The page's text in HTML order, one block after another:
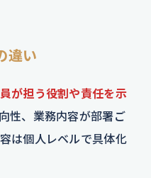
違い
が担う役割や責任を示
性、業務内容が部署ご
は個人レベルで具体化